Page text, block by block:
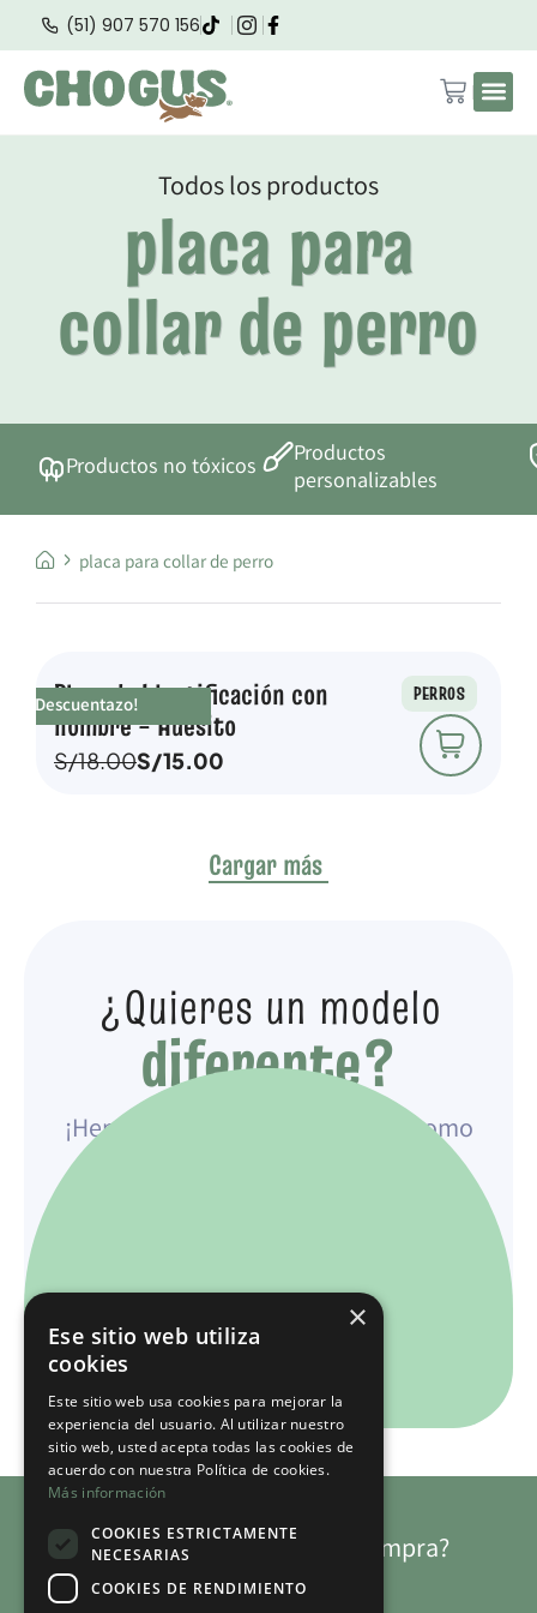
(51) 907 570 156
Todos los productos
placa para
collar de perro
Productos no tóxicos
Productos
personalizables
placa para collar de perro
¡Descuentazo!
PERROS
Placa de Identificación con
nombre – Huesito
S/18.00S/15.00
Cargar más
¿Quieres un modelo
diferente?
¡Hemos contratado a mi bulito* como
Lo personalizamos
con mordidas...
¿Necesitas ayuda con tu compra?
¡Escríbenos!
×
Ese sitio web utiliza
cookies
Este sitio web usa cookies para mejorar la
experiencia del usuario. Al utilizar nuestro
sitio web, usted acepta todas las cookies de
acuerdo con nuestra Política de cookies.
Más información
COOKIES ESTRICTAMENTE
NECESARIAS
COOKIES DE RENDIMIENTO